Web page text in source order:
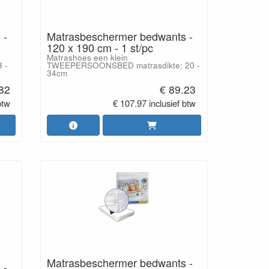
-
-
Matrasbeschermer bedwants -
120 x 190 cm - 1 st/pc
Matrashoes een klein
TWEEPERSOONSBED matrasdikte: 20 -
34cm
€ 89.23
€ 107.97 inclusief btw
Matrasbeschermer bedwants -